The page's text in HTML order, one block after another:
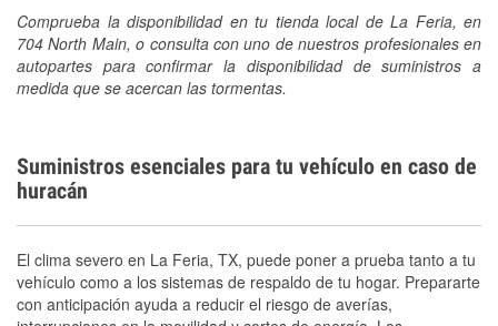
Comprueba la disponibilidad en tu tienda local de La Feria, en
704 North Main, o consulta con uno de nuestros profesionales en
autopartes para confirmar la disponibilidad de suministros a
medida que se acercan las tormentas.
Suministros esenciales para tu vehículo en caso de
huracán
El clima severo en La Feria, TX, puede poner a prueba tanto a tu
vehículo como a los sistemas de respaldo de tu hogar. Prepararte
con anticipación ayuda a reducir el riesgo de averías,